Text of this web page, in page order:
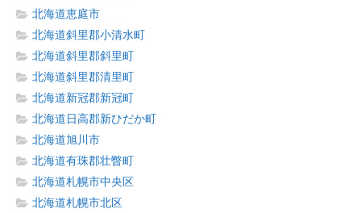
北海道恵庭市
北海道斜里郡小清水町
北海道斜里郡斜里町
北海道斜里郡清里町
北海道新冠郡新冠町
北海道日高郡新ひだか町
北海道旭川市
北海道有珠郡壮瞥町
北海道札幌市中央区
北海道札幌市北区